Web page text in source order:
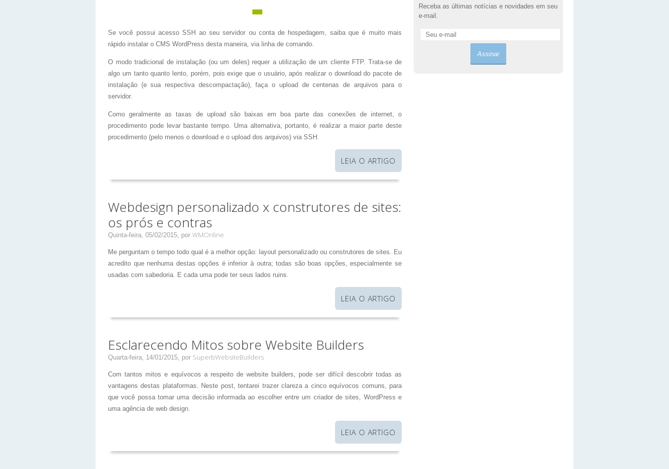
Se você possui acesso SSH ao seu servidor ou conta de hospedagem, saiba que é muito mais
rápido instalar o CMS WordPress desta maneira, via linha de comando.
O modo tradicional de instalação (ou um deles) requer a utilização de um cliente FTP. Trata-se de
algo um tanto quanto lento, porém, pois exige que o usuário, após realizar o download do pacote de
instalação (e sua respectiva descompactação), faça o upload de centenas de arquivos para o
servidor.
Como geralmente as taxas de upload são baixas em boa parte das conexões de internet, o
procedimento pode levar bastante tempo. Uma alternativa, portanto, é realizar a maior parte deste
procedimento (pelo menos o download e o upload dos arquivos) via SSH.
LEIA O ARTIGO
Webdesign personalizado x construtores de sites:
os prós e contras
Quinta-feira, 05/02/2015, por WMOnline
Me perguntam o tempo todo qual é a melhor opção: layout personalizado ou construtores de sites. Eu
acredito que nenhuma destas opções é inferior à outra; todas são boas opções, especialmente se
usadas com sabedoria. E cada uma pode ter seus lados ruins.
LEIA O ARTIGO
Esclarecendo Mitos sobre Website Builders
Quarta-feira, 14/01/2015, por SuperbWebsiteBuilders
Com tantos mitos e equívocos a respeito de website builders, pode ser difícil descobrir todas as
vantagens destas plataformas. Neste post, tentarei trazer clareza a cinco equívocos comuns, para
que você possa tomar uma decisão informada ao escolher entre um criador de sites, WordPress e
uma agência de web design.
LEIA O ARTIGO
Receba as últimas notícias e novidades em seu
e-mail.